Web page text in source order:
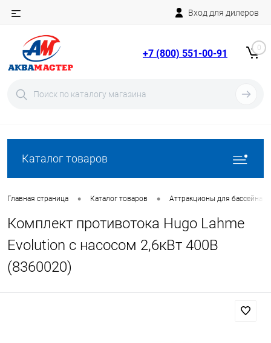
Вход для дилеров
+7 (800) 551-00-91 0
Каталог товаров
Главная страница • Каталог товаров • Аттракционы для бассейна
Комплект противотока Hugo Lahme
Evolution с насосом 2,6кВт 400В
(8360020)